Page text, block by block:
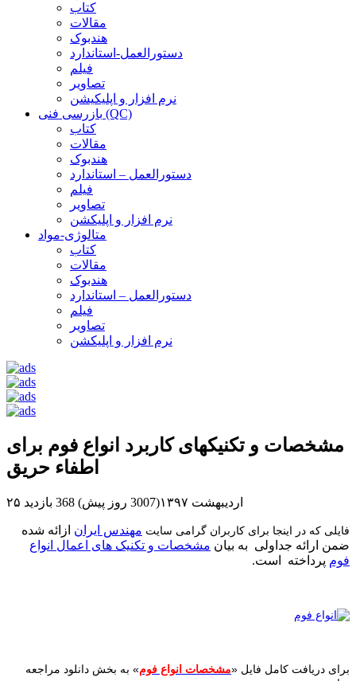
کتاب
مقالات
هندبوک
دستورالعمل-استاندارد
فیلم
تصاویر
نرم افزار و اپلیکیشن
بازرسی فنی (QC)
کتاب
مقالات
هندبوک
دستورالعمل – استاندارد
فیلم
تصاویر
نرم افزار و اپلیکشن
متالوژی-مواد
کتاب
مقالات
هندبوک
دستورالعمل – استاندارد
فیلم
تصاویر
نرم افزار و اپلیکشن
مشخصات و تکنیکهای کاربرد انواع فوم برای
اطفاء حریق
۲۵ اردیبهشت ۱۳۹۷(3007 روز پیش) 368 بازدید
فایلی که در اینجا برای کاربران گرامی سایت مهندس ایران ازائه شده
ضمن ارائه جداولی به بیان مشخصات و تکنیک های اعمال انواع
فوم پرداخته است.
برای دریافت کامل فایل «مشخصات انواع فوم» به بخش دانلود مراجعه